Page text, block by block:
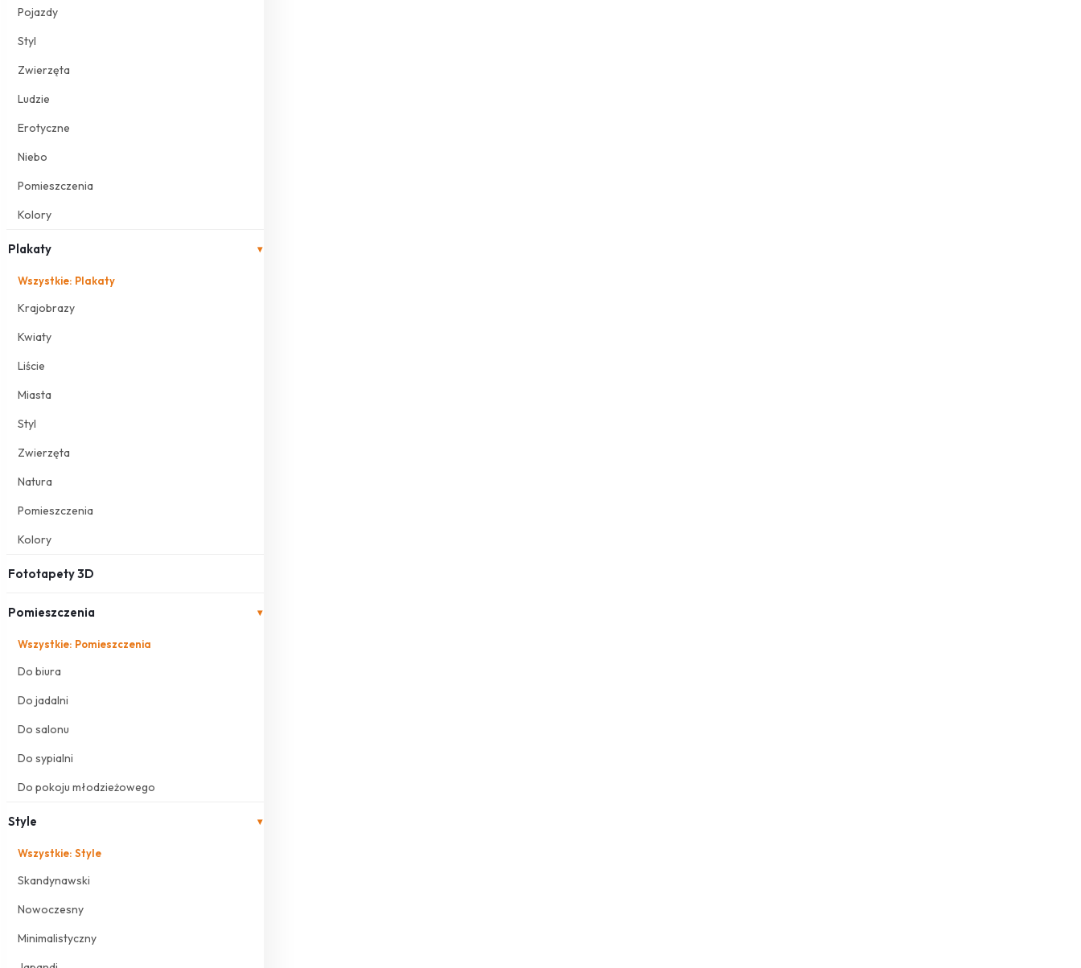
Pojazdy
Styl
Zwierzęta
Ludzie
Erotyczne
Niebo
Pomieszczenia
Kolory
Plakaty ▾
Wszystkie: Plakaty
Krajobrazy
Kwiaty
Liście
Miasta
Styl
Zwierzęta
Natura
Pomieszczenia
Kolory
Fototapety 3D
Pomieszczenia ▾
Wszystkie: Pomieszczenia
Do biura
Do jadalni
Do salonu
Do sypialni
Do pokoju młodzieżowego
Style ▾
Wszystkie: Style
Skandynawski
Nowoczesny
Minimalistyczny